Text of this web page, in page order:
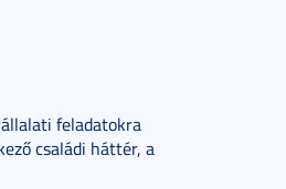
feladatokra
családi háttér, a